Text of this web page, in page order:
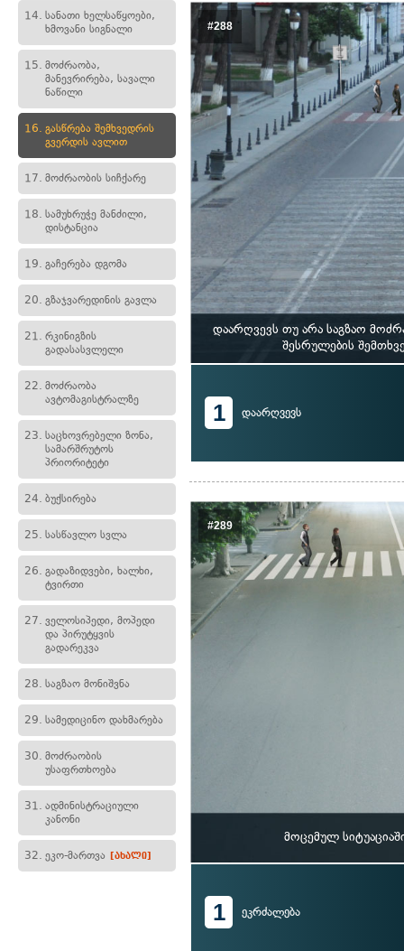
14. სანათი ხელსაწყოები,
ხმოვანი სიგნალი
15. მოძრაობა,
მანევრირება, სავალი
ნაწილი
16. გასწრება შემხვედრის
გვერდის ავლით
17. მოძრაობის სიჩქარე
18. სამუხრუჭე მანძილი,
დისტანცია
19. გაჩერება დგომა
20. გზაჯვარედინის გავლა
21. რკინიგზის
გადასასვლელი
22. მოძრაობა
ავტომაგისტრალზე
23. საცხოვრებელი ზონა,
სამარშრუტოს
პრიორიტეტი
24. ბუქსირება
25. სასწავლო სვლა
26. გადაზიდვები, ხალხი,
ტვირთი
27. ველოსიპედი, მოპედი
და პირუტყვის
გადარეკვა
28. საგზაო მონიშვნა
29. სამედიცინო დახმარება
30. მოძრაობის
უსაფრთხოება
31. ადმინისტრაციული
კანონი
32. ეკო-მართვა [ახალი]
#288
დაარღვევს თუ არა საგზაო
შესრულების
1 დაარღვევს
#289
მოცემულ
1 ეკრძალება